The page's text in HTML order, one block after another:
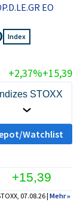
EO
Index
+2,37%+15,39
Indizes STOXX
Watchlist
+15,39
07.08.26 | Mehr»